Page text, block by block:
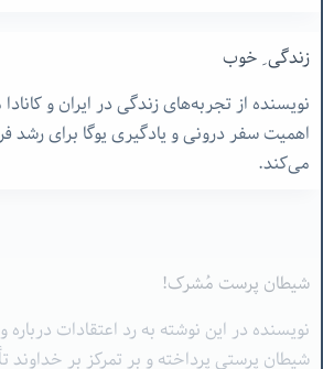
زندگی ِ خوب
نویسنده از تجربه‌های زندگی در ایران و کانادا
اهمیت سفر درونی و یادگیری یوگا برای رشد
می‌کند.
شیطان پرستی پرداخته و بر تمرکز بر خداوند
عشق ها